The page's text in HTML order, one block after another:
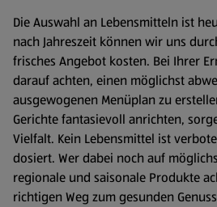
Die Auswahl an Lebensmitteln ist
nach Jahreszeit können wir uns
frisches Angebot kosten. Bei Ihrer
darauf achten, einen möglichst
ausgewogenen Menüplan zu
Gerichte fantasievoll anrichten,
Vielfalt. Kein Lebensmittel ist
dosiert. Wer dabei noch auf
regionale und saisonale Produkte
richtigen Weg zum gesunden